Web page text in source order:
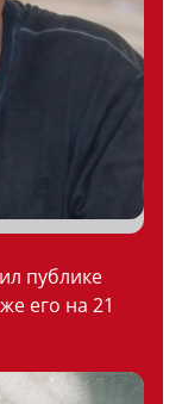
публике
его на 21